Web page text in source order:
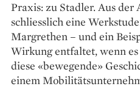
Praxis: zu Stadler. Aus der
schliesslich eine
Margrethen – und ein
Wirkung entfaltet, wenn
diese «bewegende»
einem